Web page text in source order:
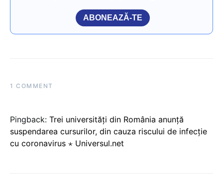
ABONEAZĂ-TE
1 COMMENT
Pingback: Trei universități din România anunță
suspendarea cursurilor, din cauza riscului de infecție
cu coronavirus ⋆ Universul.net